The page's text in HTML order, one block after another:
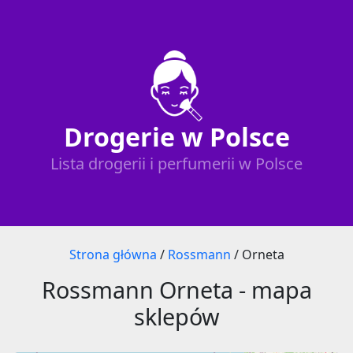
Drogerie w Polsce
Lista drogerii i perfumerii w Polsce
Strona główna / Rossmann / Orneta
Rossmann Orneta - mapa
sklepów